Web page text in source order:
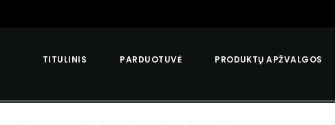
TITULINIS PARDUOTUVĖ PRODUKTŲ APŽVALGOS